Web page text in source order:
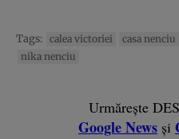
Tags: calea victoriei casa nenciu
nika nenciu
Urmărește
Google News și